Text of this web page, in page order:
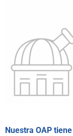
Nuestra OAP